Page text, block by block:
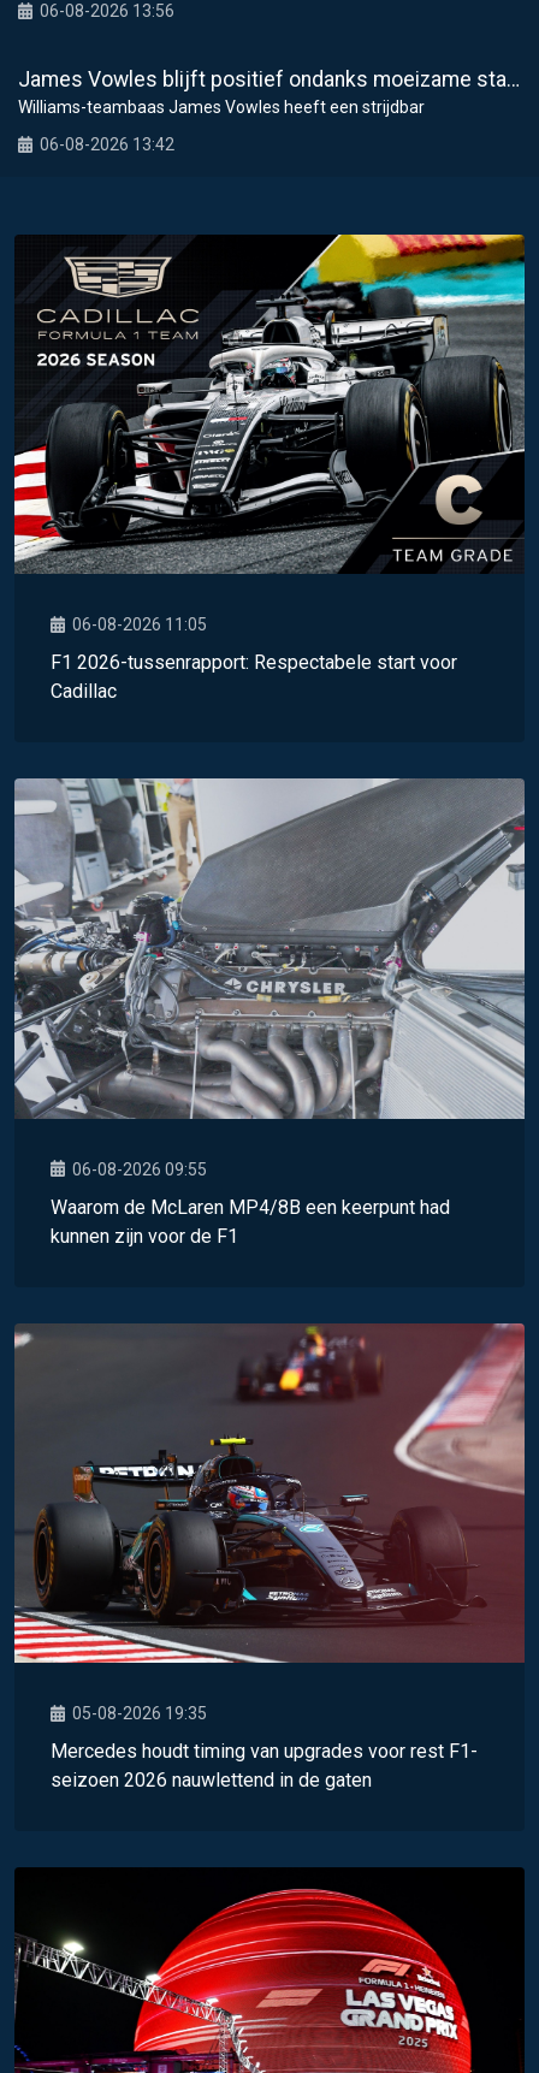
06-08-2026 13:56
James Vowles blijft positief ondanks moeizame start Williams 2026
Williams-teambaas James Vowles heeft een strijdbar
06-08-2026 13:42
06-08-2026 11:05
F1 2026-tussenrapport: Respectabele start voor
Cadillac
06-08-2026 09:55
Waarom de McLaren MP4/8B een keerpunt had
kunnen zijn voor de F1
05-08-2026 19:35
Mercedes houdt timing van upgrades voor rest F1-
seizoen 2026 nauwlettend in de gaten